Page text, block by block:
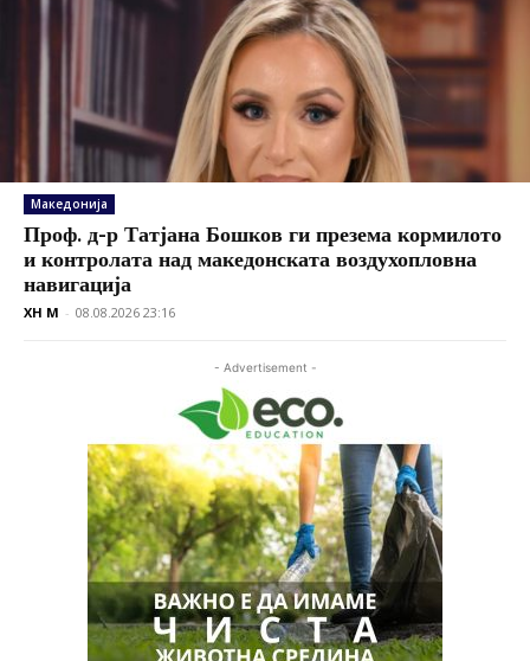
Македонија
Проф. д-р Татјана Бошков ги презема кормилото
и контролата над македонската воздухопловна
навигација
XH M - 08.08.2026 23:16
- Advertisement -